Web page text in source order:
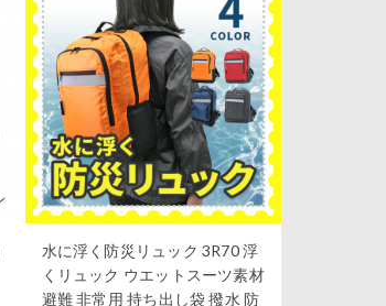
水に浮く防災リュック 3R70 浮
くリュック ウエットスーツ素材
避難 非常用 持ち出し袋 撥水 防